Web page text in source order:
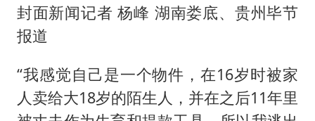
陕西柞水泥石流已致2死 仍有1人失联
上半年国内居民出游人次34.63亿
店主称换“青海拉面”招牌后生意更好
泰国初中生饮弹自尽前开了26枪
封面新闻记者 杨峰 湖南娄底、贵州毕节
报道
“我感觉自己是一个物件，在16岁时被家
人卖给大18岁的陌生人，并在之后11年里